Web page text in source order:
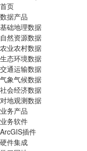
首页
数据产品
基础地理数据
自然资源数据
农业农村数据
生态环境数据
交通运输数据
气象气候数据
社会经济数据
对地观测数据
业务产品
业务软件
ArcGIS插件
硬件集成